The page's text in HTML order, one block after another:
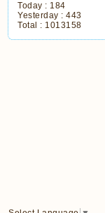
Today : 184
Yesterday :443
Total : 1013158